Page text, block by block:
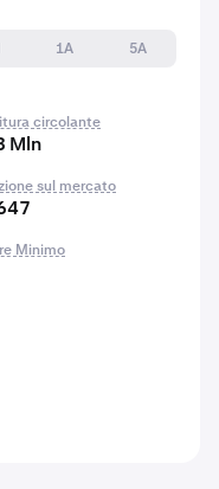
1A
5A
circolante
Mln
sul mercato
Minimo